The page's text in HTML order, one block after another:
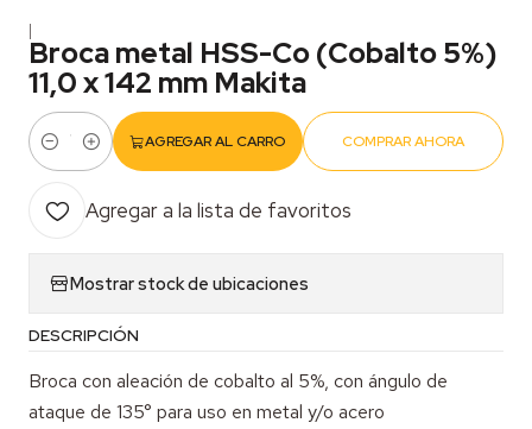
|
Broca metal HSS-Co (Cobalto 5%)
11,0 x 142 mm Makita
Cantidad
AGREGAR AL CARRO COMPRAR AHORA
Agregar a la lista de favoritos
Mostrar stock de ubicaciones
DESCRIPCIÓN
Broca con aleación de cobalto al 5%, con ángulo de
ataque de 135° para uso en metal y/o acero